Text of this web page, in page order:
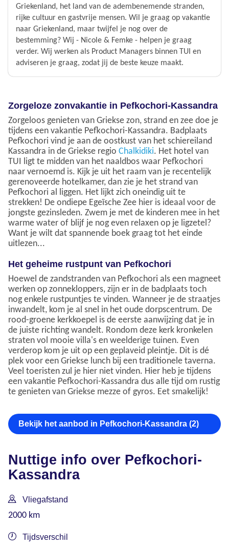
Griekenland, het land van de adembenemende stranden,
rijke cultuur en gastvrije mensen. Wil je graag op vakantie
naar Griekenland, maar twijfel je nog over de
bestemming? Wij - Nicole & Femke - helpen je graag
verder. Wij werken als Product Managers binnen TUI en
adviseren je graag, zodat jij de beste keuze maakt.
Zorgeloze zonvakantie in Pefkochori-Kassandra
Zorgeloos genieten van Griekse zon, strand en zee doe je
tijdens een vakantie Pefkochori-Kassandra. Badplaats
Pefkochori vind je aan de oostkust van het schiereiland
Kassandra in de Griekse regio Chalkidiki. Het hotel van
TUI ligt te midden van het naaldbos waar Pefkochori
naar vernoemd is. Kijk je uit het raam van je recentelijk
gerenoveerde hotelkamer, dan zie je het strand van
Pefkochori al liggen. Het lijkt zich oneindig uit te
strekken! De ondiepe Egeïsche Zee hier is ideaal voor de
jongste gezinsleden. Zwem je met de kinderen mee in het
warme water of blijf je nog even relaxen op je ligzetel?
Want je wilt dat spannende boek graag tot het einde
uitlezen...
Het geheime rustpunt van Pefkochori
Hoewel de zandstranden van Pefkochori als een magneet
werken op zonnekloppers, zijn er in de badplaats toch
nog enkele rustpuntjes te vinden. Wanneer je de straatjes
inwandelt, kom je al snel in het oude dorpscentrum. De
rood-groene kerkkoepel is de eerste aanwijzing dat je in
de juiste richting wandelt. Rondom deze kerk kronkelen
straten vol mooie villa's en weelderige tuinen. Even
verderop kom je uit op een geplaveid pleintje. Dit is dé
plek voor een Griekse lunch bij een traditionele taverna.
Veel toeristen zul je hier niet vinden. Hier heb je tijdens
een vakantie Pefkochori-Kassandra dus alle tijd om rustig
te genieten van Griekse mezze of gyros. Eet smakelijk!
Bekijk het aanbod in Pefkochori-Kassandra (2)
Nuttige info over Pefkochori-
Kassandra
Vliegafstand
2000 km
Tijdsverschil